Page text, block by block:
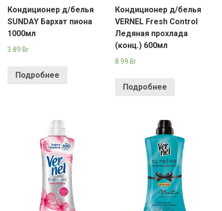
Кондиционер д/белья
SUNDAY Бархат пиона
1000мл
3.89 Br
Подробнее
Кондиционер д/белья
VERNEL Fresh Control
Ледяная прохлада
(конц.) 600мл
8.99Br
Подробнее